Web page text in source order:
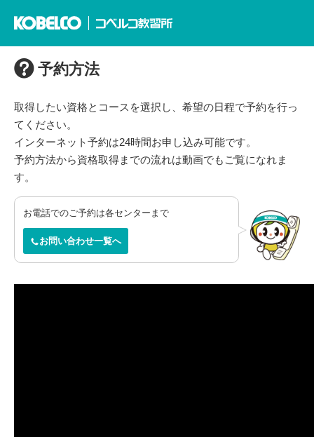
予約方法
取得したい資格とコースを選択し、希望の日程で予約を行っ
てください。
インターネット予約は24時間お申し込み可能です。
予約方法から資格取得までの流れは動画でもご覧になれま
す。
お電話でのご予約は各センターまで
お問い合わせ一覧へ